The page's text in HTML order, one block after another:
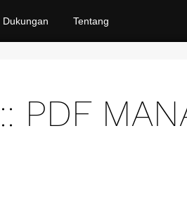
Dukungan Tentang
PDF